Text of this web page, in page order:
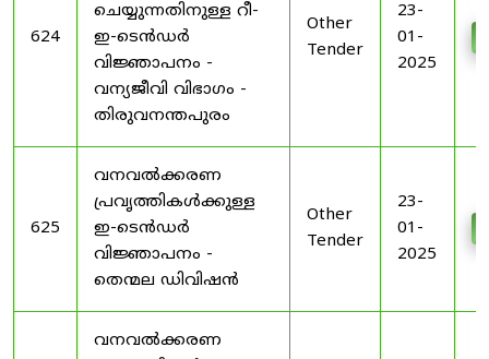
624
ചെയ്യുന്നതിനുള്ള റീ-
ഇ-ടെൻഡർ
വിജ്ഞാപനം -
വന്യജീവി വിഭാഗം -
തിരുവനന്തപുരം
Other
Tender
23-
01-
2025
625
വനവൽക്കരണ
പ്രവൃത്തികൾക്കുള്ള
ഇ-ടെൻഡർ
വിജ്ഞാപനം -
തെന്മല ഡിവിഷൻ
Other
Tender
23-
01-
2025
വനവൽക്കരണ